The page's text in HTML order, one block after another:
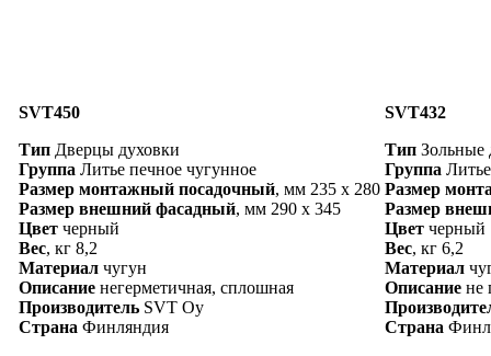
SVT450
Тип Дверцы духовки
Группа Литье печное чугунное
Размер монтажный посадочный, мм 235 х 280
Размер внешний фасадный, мм 290 х 345
Цвет черный
Вес, кг 8,2
Материал чугун
Описание негерметичная, сплошная
Производитель SVT Oy
Страна Финляндия
SVT432
Тип Зольные
Группа
Размер
Размер
Цвет черный
Вес, кг 6,2
Материал
Описание не
Страна